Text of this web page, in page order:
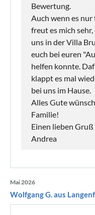
Bewertung.
Auch wenn es nur
freut es mich
uns in der Villa
euch bei euren
helfen konnte.
klappt es mal
bei uns im Hause.
Alles Gute
Familie!
Einen lieben Gruß
Andrea
Mai 2026
Wolfgang G. aus